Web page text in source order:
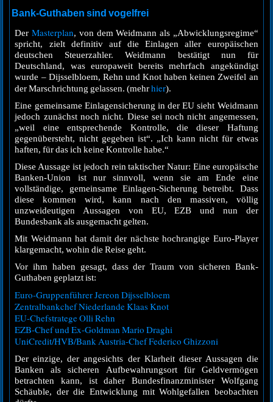
Bank-Guthaben sind vogelfrei
DerMasterplan, von dem Weidmann als „Abwicklungsregime“
spricht, zielt definitiv auf die Einlagen aller europäischen
deutschen Steuerzahler. Weidmann bestätigt nun für
Deutschland, was europaweit bereits mehrfach angekündigt
wurde – Dijsselbloem, Rehn und Knot haben keinen Zweifel an
der Marschrichtung gelassen. (mehrhier).
Eine gemeinsame Einlagensicherung in der EU sieht Weidmann
jedoch zunächst noch nicht. Diese sei noch nicht angemessen,
„weil eine entsprechende Kontrolle, die dieser Haftung
gegenübersteht, nicht gegeben ist“. „Ich kann nicht für etwas
haften, für das ich keine Kontrolle habe.“
Diese Aussage ist jedoch rein taktischer Natur: Eine europäische
Banken-Union ist nur sinnvoll, wenn sie am Ende eine
vollständige, gemeinsame Einlagen-Sicherung betreibt. Dass
diese kommen wird, kann nach den massiven, völlig
unzweideutigen Aussagen von EU, EZB und nun der
Bundesbank als ausgemacht gelten.
Mit Weidmann hat damit der nächste hochrangige Euro-Player
klargemacht, wohin die Reise geht.
Vor ihm haben gesagt, dass der Traum von sicheren Bank-
Guthaben geplatzt ist:
Euro-Gruppenführer Jereon Dijsselbloem
Zentralbankchef Niederlande Klaas Knot
EU-Chefstratege Olli Rehn
EZB-Chef und Ex-Goldman Mario Draghi
UniCredit/HVB/Bank Austria-Chef Federico Ghizzoni
Der einzige, der angesichts der Klarheit dieser Aussagen die
Banken als sicheren Aufbewahrungsort für Geldvermögen
betrachten kann, ist daher Bundesfinanzminister Wolfgang
Schäuble, der die Entwicklung mit Wohlgefallen beobachten